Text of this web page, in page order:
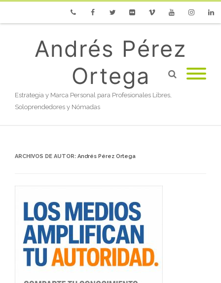
Andrés Pérez
Ortega
Estrategia y Marca Personal para Profesionales Libres,
Soloprendedores y Nómadas
ARCHIVOS DE AUTOR: Andrés Pérez Ortega